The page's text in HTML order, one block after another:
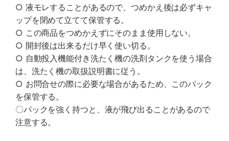
○ 液モレすることがあるので、つめかえ後は必ずキャ
ップを閉めて立てて保管する。
○ この商品をつめかえずにそのまま使用しない。
○ 開封後は出来るだけ早く使い切る。
○ 自動投入機能付き洗たく機の洗剤タンクを使う場合
は、洗たく機の取扱説明書に従う。
○ お問合せの際に必要な場合があるため、このパック
を保管する。
〇パックを強く持つと、液が飛び出ることがあるので
注意する。